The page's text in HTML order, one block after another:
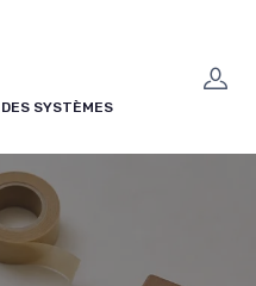
SYSTÈMES